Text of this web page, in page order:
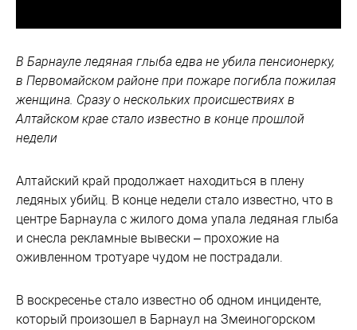
В Барнауле ледяная глыба едва не убила пенсионерку,
в Первомайском районе при пожаре погибла пожилая
женщина. Сразу о нескольких происшествиях в
Алтайском крае стало известно в конце прошлой
недели
Алтайский край продолжает находиться в плену
ледяных убийц. В конце недели стало известно, что в
центре Барнаула с жилого дома упала ледяная глыба
и снесла рекламные вывески – прохожие на
оживленном тротуаре чудом не пострадали.
В воскресенье стало известно об одном инциденте,
который произошел в Барнаул на Змеиногорском